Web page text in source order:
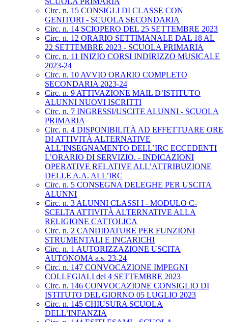
Circ. n. 15 CONSIGLI DI CLASSE CON
GENITORI - SCUOLA SECONDARIA
Circ. n. 14 SCIOPERO DEL 25 SETTEMBRE 2023
Circ. n. 12 ORARIO SETTIMANALE DAL 18 AL
22 SETTEMBRE 2023 - SCUOLA PRIMARIA
Circ. n. 11 INIZIO CORSI INDIRIZZO MUSICALE
2023-24
Circ. n. 10 AVVIO ORARIO COMPLETO
SECONDARIA 2023-24
Circ. n. 9 ATTIVAZIONE MAIL D’ISTITUTO
ALUNNI NUOVI ISCRITTI
Circ. n. 7 INGRESSI/USCITE ALUNNI - SCUOLA
PRIMARIA
Circ. n. 4 DISPONIBILITÀ AD EFFETTUARE ORE
DI ATTIVITÀ ALTERNATIVE
ALL’INSEGNAMENTO DELL’IRC ECCEDENTI
L’ORARIO DI SERVIZIO. - INDICAZIONI
OPERATIVE RELATIVE ALL’ATTRIBUZIONE
DELLE A.A. ALL’IRC
Circ. n. 5 CONSEGNA DELEGHE PER USCITA
ALUNNI
Circ. n. 3 ALUNNI CLASSI I - MODULO C-
SCELTA ATTIVITÀ ALTERNATIVE ALLA
RELIGIONE CATTOLICA
Circ. n. 2 CANDIDATURE PER FUNZIONI
STRUMENTALI E INCARICHI
Circ. n. 1 AUTORIZZAZIONE USCITA
AUTONOMA a.s. 23-24
Circ. n. 147 CONVOCAZIONE IMPEGNI
COLLEGIALI del 4 SETTEMBRE 2023
Circ. n. 146 CONVOCAZIONE CONSIGLIO DI
ISTITUTO DEL GIORNO 05 LUGLIO 2023
Circ. n. 145 CHIUSURA SCUOLA
DELL’INFANZIA